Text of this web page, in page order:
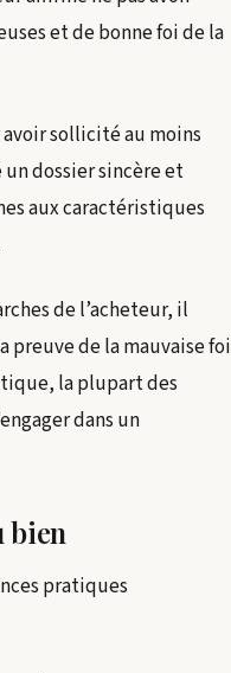
et de bonne foi de la
sollicité au moins
dossier sincère et
aux caractéristiques
de l’acheteur, il
preuve de la mauvaise foi
la plupart des
dans un
bien
pratiques